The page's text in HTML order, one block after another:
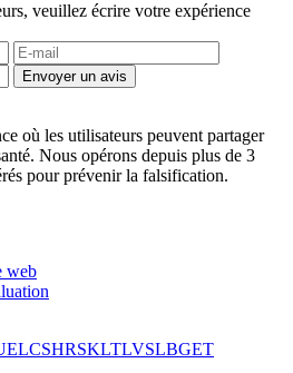
veuillez écrire votre expérience
Envoyer un avis
où les utilisateurs peuvent partager
Nous opérons depuis plus de 3
pour prévenir la falsification.
web
ELCSHRSKLTLVSLBGET